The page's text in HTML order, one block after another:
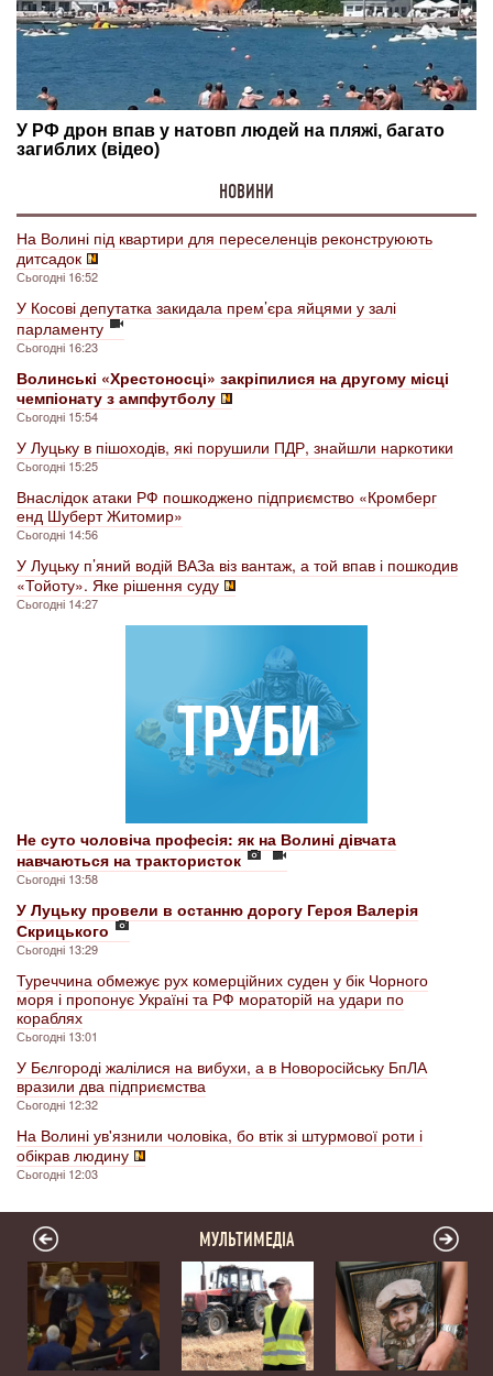
НОВИНИ
На Волині під квартири для переселенців реконструюють
дитсадок
Сьогодні 16:52
У Косові депутатка закидала прем’єра яйцями у залі
парламенту
Сьогодні 16:23
Волинські «Хрестоносці» закріпилися на другому місці
чемпіонату з ампфутболу
Сьогодні 15:54
У Луцьку в пішоходів, які порушили ПДР, знайшли наркотики
Сьогодні 15:25
Внаслідок атаки РФ пошкоджено підприємство «Кромберг
енд Шуберт Житомир»
Сьогодні 14:56
У Луцьку п’яний водій ВАЗа віз вантаж, а той впав і пошкодив
«Тойоту». Яке рішення суду
Сьогодні 14:27
Не суто чоловіча професія: як на Волині дівчата
навчаються на трактористок
Сьогодні 13:58
У Луцьку провели в останню дорогу Героя Валерія
Скрицького
Сьогодні 13:29
Туреччина обмежує рух комерційних суден у бік Чорного
моря і пропонує Україні та РФ мораторій на удари по
кораблях
Сьогодні 13:01
У Бєлгороді жалілися на вибухи, а в Новоросійську БпЛА
вразили два підприємства
Сьогодні 12:32
На Волині ув'язнили чоловіка, бо втік зі штурмової роти і
обікрав людину
Сьогодні 12:03
МУЛЬТИМЕДІА